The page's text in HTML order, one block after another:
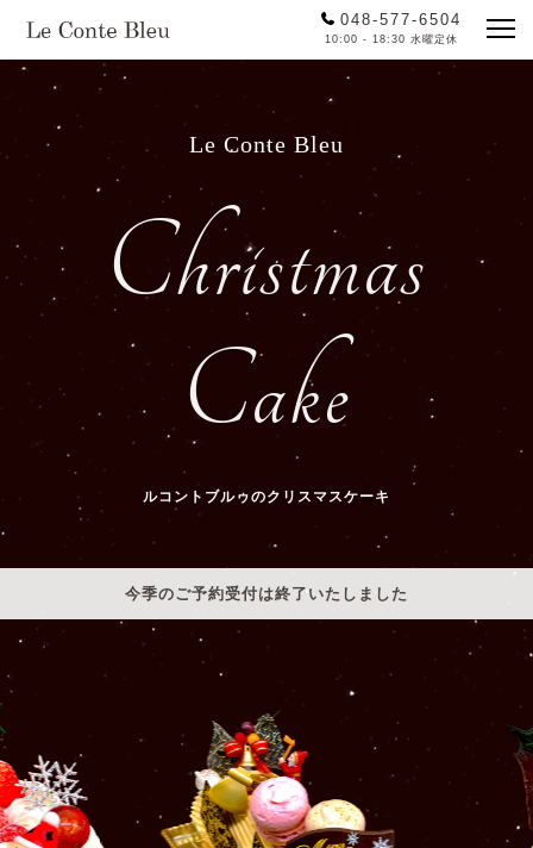
048-577-6504
10:00 - 18:30 水曜定休
Le Conte Bleu
Christmas
Cake
ルコントブルゥのクリスマスケーキ
今季のご予約受付は終了いたしました